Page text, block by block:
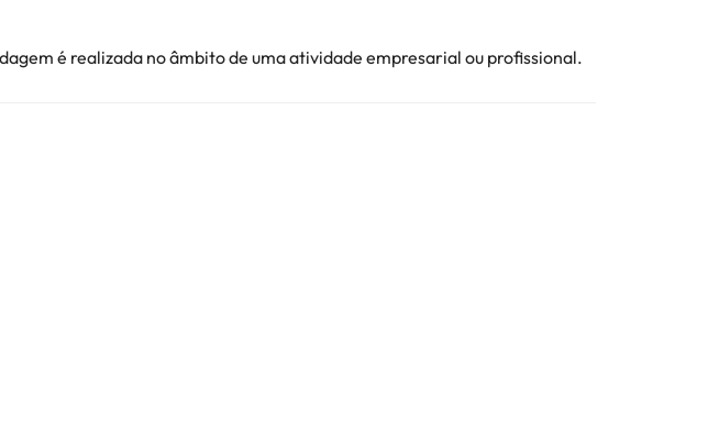
é realizada no âmbito de uma atividade empresarial ou profissional.